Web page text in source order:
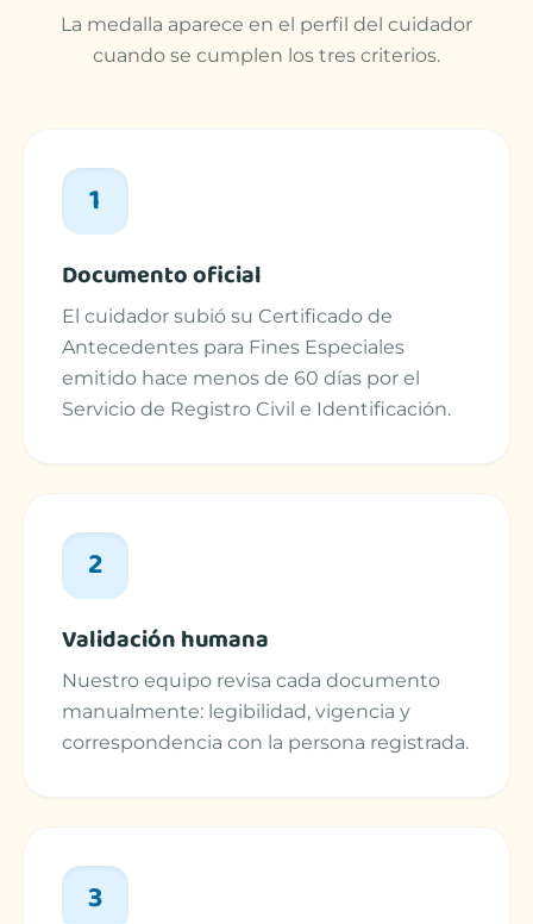
La medalla aparece en el perfil del cuidador
cuando se cumplen los tres criterios.
1
Documento oficial
El cuidador subió su Certificado de
Antecedentes para Fines Especiales
emitido hace menos de 60 días por el
Servicio de Registro Civil e Identificación.
2
Validación humana
Nuestro equipo revisa cada documento
manualmente: legibilidad, vigencia y
correspondencia con la persona registrada.
3